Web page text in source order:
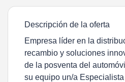
Descripción de la oferta
Empresa líder en la
recambio y soluciones
de la posventa del
su equipo un/a